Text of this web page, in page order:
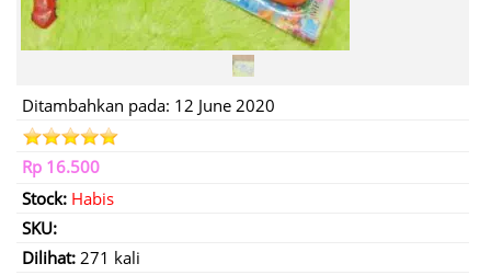
Ditambahkan pada: 12 June 2020
Rp 16.500
Stock: Habis
SKU:
Dilihat: 271 kali